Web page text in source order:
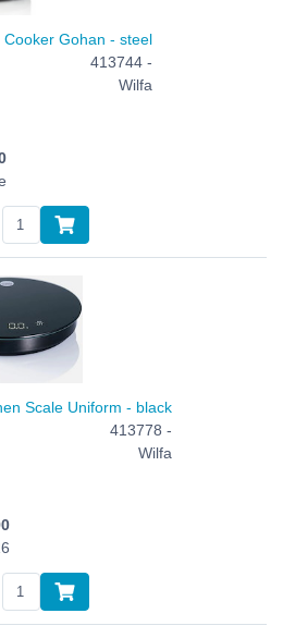
Cooker Gohan - steel
413744 -
Wilfa
Scale Uniform - black
413778 -
Wilfa